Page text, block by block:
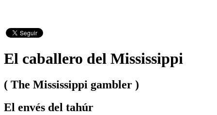
El caballero del Mississippi
( The Mississippi gambler )
El envés del tahúr